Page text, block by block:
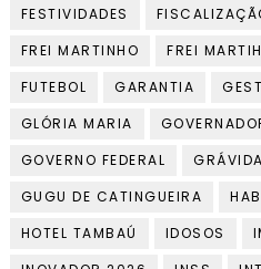
FESTIVIDADES
FREI MARTINHO
FREI
FUTEBOL
GARANTIA
GLÓRIA MARIA
GOVERNO FEDERAL
GUGU DE CATINGUEIRA
HOTEL TAMBAÚ
IDOSOS